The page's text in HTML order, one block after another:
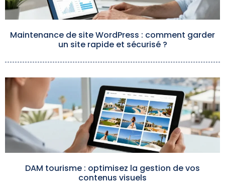
Maintenance de site WordPress : comment garder
un site rapide et sécurisé ?
DAM tourisme : optimisez la gestion de vos
contenus visuels